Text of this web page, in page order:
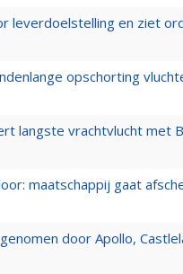
leverdoelstelling en ziet
opschorting
langste vrachtvlucht met
maatschappij gaat
door Apollo,